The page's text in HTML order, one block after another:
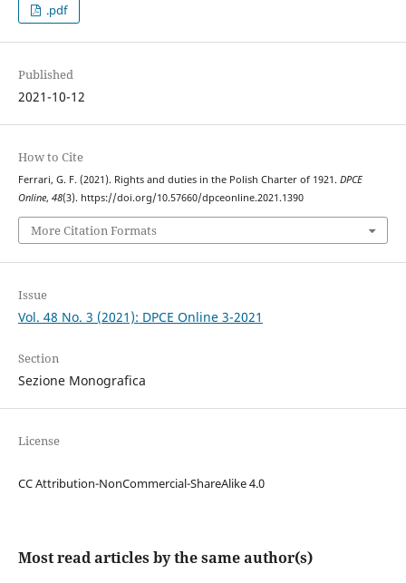
.pdf
Published
2021-10-12
How to Cite
Ferrari, G. F. (2021). Rights and duties in the Polish Charter of 1921. DPCE
Online, 48(3). https://doi.org/10.57660/dpceonline.2021.1390
More Citation Formats
Issue
Vol. 48 No. 3 (2021): DPCE Online 3-2021
Section
Sezione Monografica
License
CC Attribution-NonCommercial-ShareAlike 4.0
Most read articles by the same author(s)